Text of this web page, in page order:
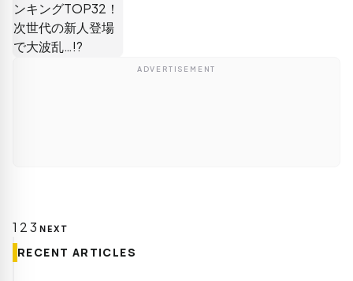
ADVERTISEMENT
投
稿
の
1 23 NEXT
RECENT ARTICLES